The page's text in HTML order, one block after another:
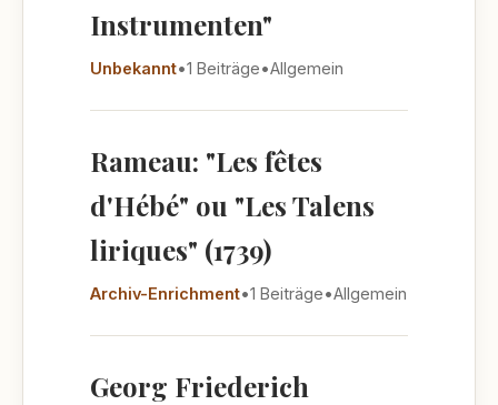
Instrumenten"
Unbekannt•1 Beiträge•Allgemein
Rameau: "Les fêtes
d'Hébé" ou "Les Talens
liriques" (1739)
Archiv-Enrichment•1 Beiträge•Allgemein
Georg Friederich